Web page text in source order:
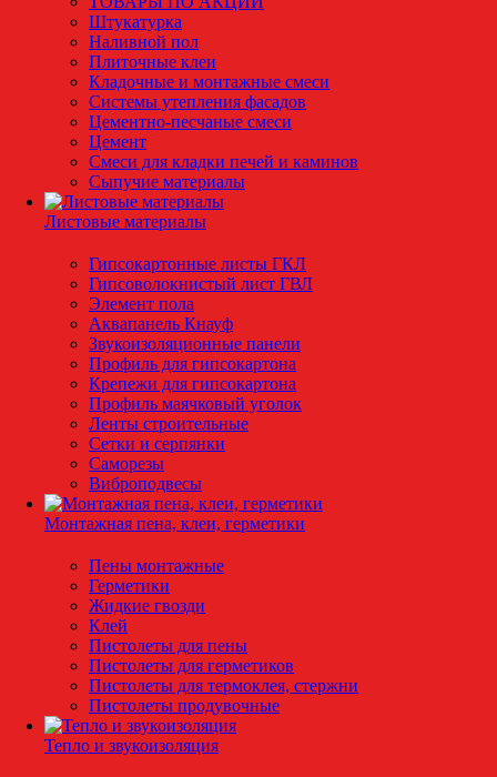
Штукатурка
Наливной пол
Плиточные клеи
Кладочные и монтажные смеси
Системы утепления фасадов
Цементно-песчаные смеси
Цемент
Смеси для кладки печей и каминов
Сыпучие материалы
Листовые материалы
Гипсокартонные листы ГКЛ
Гипсоволокнистый лист ГВЛ
Элемент пола
Аквапанель Кнауф
Звукоизоляционные панели
Профиль для гипсокартона
Крепежи для гипсокартона
Профиль маячковый уголок
Ленты строительные
Сетки и серпянки
Саморезы
Виброподвесы
Монтажная пена, клеи, герметики
Пены монтажные
Герметики
Жидкие гвозди
Клей
Пистолеты для пены
Пистолеты для герметиков
Пистолеты для термоклея, стержни
Пистолеты продувочные
Тепло и звукоизоляция